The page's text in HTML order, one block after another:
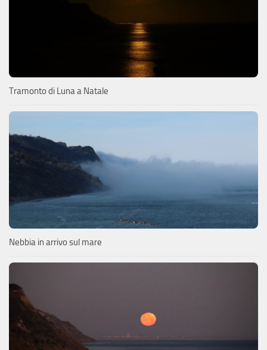
Tramonto di Luna a Natale
Nebbia in arrivo sul mare